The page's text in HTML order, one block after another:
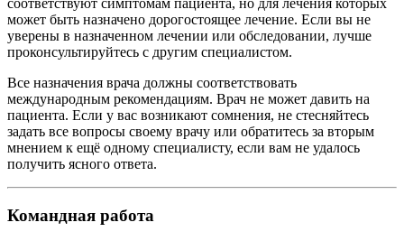
соответствуют симптомам пациента, но для лечения которых
может быть назначено дорогостоящее лечение. Если вы не
уверены в назначенном лечении или обследовании, лучше
проконсультируйтесь с другим специалистом.
Все назначения врача должны соответствовать
международным рекомендациям. Врач не может давить на
пациента. Если у вас возникают сомнения, не стесняйтесь
задать все вопросы своему врачу или обратитесь за вторым
мнением к ещё одному специалисту, если вам не удалось
получить ясного ответа.
Командная работа